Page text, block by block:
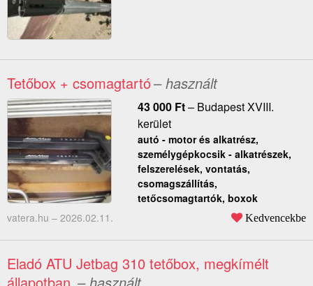
Tetőbox + csomagtartó– használt
43 000 Ft– Budapest XVIII.
kerület
autó - motor és alkatrész,
személygépkocsik - alkatrészek,
felszerelések, vontatás,
csomagszállítás,
tetőcsomagtartók, boxok
vatera.hu – 2026.02.11. Kedvencekbe
Eladó ATU Jetbag 310 tetőbox, megkímélt